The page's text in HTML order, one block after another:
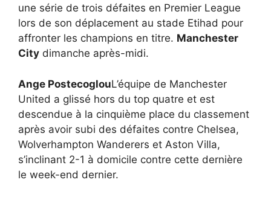
une série de trois défaites en Premier League
lors de son déplacement au stade Etihad pour
affronter les champions en titre. Manchester
City dimanche après-midi.
Ange PostecoglouL’équipe de Manchester
United a glissé hors du top quatre et est
descendue à la cinquième place du classement
après avoir subi des défaites contre Chelsea,
Wolverhampton Wanderers et Aston Villa,
s’inclinant 2-1 à domicile contre cette dernière
le week-end dernier.